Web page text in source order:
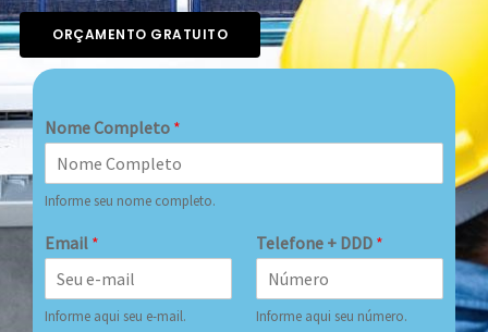
ORÇAMENTO GRATUITO
Nome Completo *
Informe seu nome completo.
Email *
Informe aqui seu e-mail.
Telefone + DDD *
Informe aqui seu número.